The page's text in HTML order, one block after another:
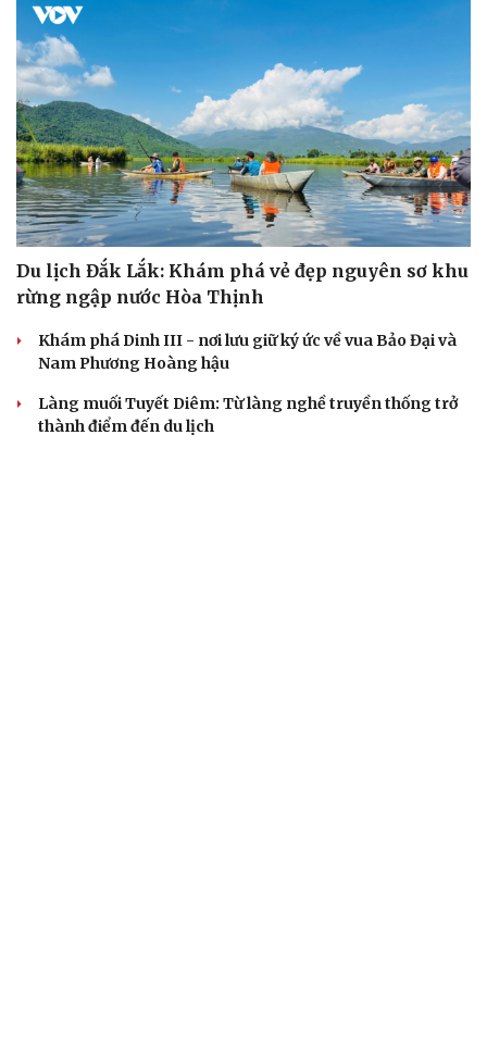
Đại diện Việt Nam góp mặt trong 14 khu dự trữ sinh
quyển thế giới mới của UNESCO
Du lịch hè 2026: Đà Nẵng và Busan dẫn đầu danh sách
điểm đến tại châu Á
Du lịch Quảng Ninh: Chinh phục đỉnh Cao Xiêm hùng vĩ
CHECK-IN